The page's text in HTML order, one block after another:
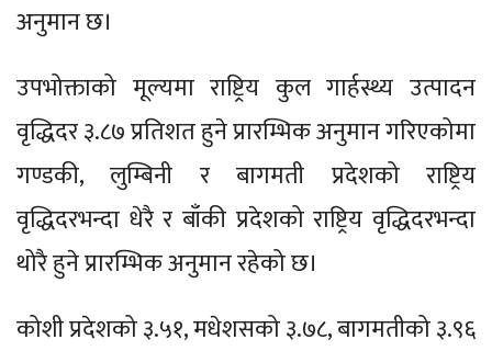
अनुमान छ।
उपभोक्ताको मूल्यमा राष्ट्रिय कुल गार्हस्थ्य उत्पादन
वृद्धिदर ३.८७ प्रतिशत हुने प्रारम्भिक अनुमान गरिएकोमा
गण्डकी, लुम्बिनी र बागमती प्रदेशको राष्ट्रिय
वृद्धिदरभन्दा धेरै र बाँकी प्रदेशको राष्ट्रिय वृद्धिदरभन्दा
थोरै हुने प्रारम्भिक अनुमान रहेको छ।
कोशी प्रदेशको ३.५१, मधेशसको ३.७८, बागमतीको ३.९६